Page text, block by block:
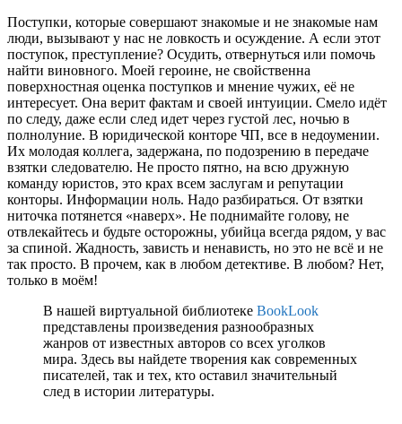
Поступки, которые совершают знакомые и не знакомые нам
люди, вызывают у нас не ловкость и осуждение. А если этот
поступок, преступление? Осудить, отвернуться или помочь
найти виновного. Моей героине, не свойственна
поверхностная оценка поступков и мнение чужих, её не
интересует. Она верит фактам и своей интуиции. Смело идёт
по следу, даже если след идет через густой лес, ночью в
полнолуние. В юридической конторе ЧП, все в недоумении.
Их молодая коллега, задержана, по подозрению в передаче
взятки следователю. Не просто пятно, на всю дружную
команду юристов, это крах всем заслугам и репутации
конторы. Информации ноль. Надо разбираться. От взятки
ниточка потянется «наверх». Не поднимайте голову, не
отвлекайтесь и будьте осторожны, убийца всегда рядом, у вас
за спиной. Жадность, зависть и ненависть, но это не всё и не
так просто. В прочем, как в любом детективе. В любом? Нет,
только в моём!
В нашей виртуальной библиотеке BookLook
представлены произведения разнообразных
жанров от известных авторов со всех уголков
мира. Здесь вы найдете творения как современных
писателей, так и тех, кто оставил значительный
след в истории литературы.